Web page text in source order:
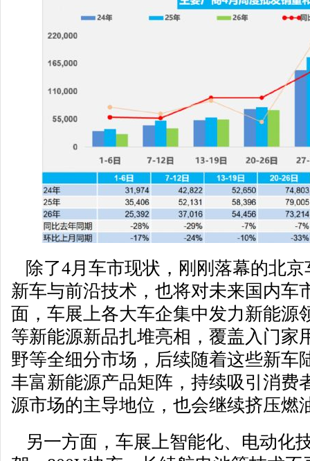
除了4月车市现状，刚刚落幕的北
新车与前沿技术，也将对未来国内车
面，车展上各大车企集中发力新能源
等新能源新品扎堆亮相，覆盖入门家
野等全细分市场，后续随着这些新车
丰富新能源产品矩阵，持续吸引消费
源市场的主导地位，也会继续挤压燃
另一方面，车展上智能化、电动化